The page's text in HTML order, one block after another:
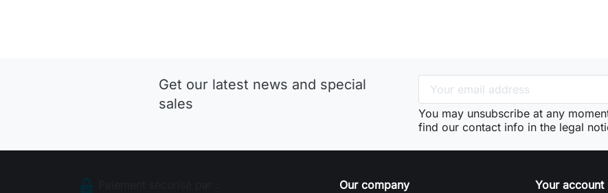
Get our latest news and special
sales
You may unsubscribe at any
find our contact info in the legal
Our company Your account